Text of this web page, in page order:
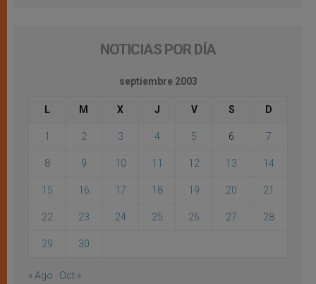
NOTICIAS POR DÍA
septiembre 2003
L M X J V S D
1 2 3 4 5 6 7
8 9 10 11 12 13 14
15 16 17 18 19 20 21
22 23 24 25 26 27 28
29 30
« Ago Oct »